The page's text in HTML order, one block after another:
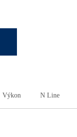
Výkon N Line